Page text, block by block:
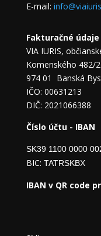
E-mail:
Fakturačné údaje
VIA IURIS,
Komenského 482/
974 01 Banská
IČO: 00631213
DIČ: 2021066388
Číslo účtu - IBAN
SK39 1100 0000
BIC: TATRSKBX
IBAN v QR code